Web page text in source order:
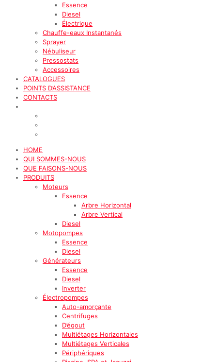
Essence
Diesel
Électrique
Chauffe-eaux Instantanés
Sprayer
Nébuliseur
Pressostats
Accessoires
CATALOGUES
POINTS D’ASSISTANCE
CONTACTS
HOME
QUI SOMMES-NOUS
QUE FAISONS-NOUS
PRODUITS
Moteurs
Essence
Arbre Horizontal
Arbre Vertical
Diesel
Motopompes
Essence
Diesel
Générateurs
Essence
Diesel
Inverter
Électropompes
Auto-amorçante
Centrifuges
D’égout
Multiétages Horizontales
Multiétages Verticales
Périphériques